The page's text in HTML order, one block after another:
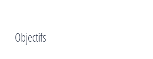
Objectifs